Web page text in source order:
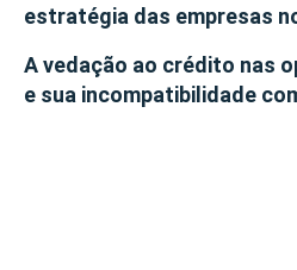
estratégia das empresas
A vedação ao crédito nas
e sua incompatibilidade